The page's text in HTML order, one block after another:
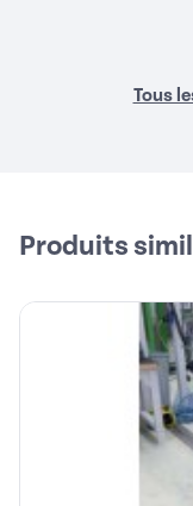
Tous
Produits